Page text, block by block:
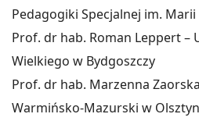
Pedagogiki Specjalnej im.
Prof. dr hab. Roman Leppert –
Wielkiego w Bydgoszczy
Prof. dr hab. Marzenna
Warmińsko-Mazurski w